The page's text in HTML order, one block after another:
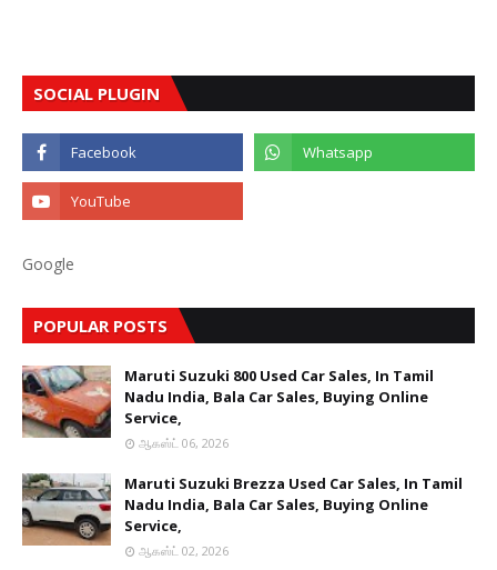
SOCIAL PLUGIN
Google
POPULAR POSTS
Maruti Suzuki 800 Used Car Sales, In Tamil
Nadu India, Bala Car Sales, Buying Online
Service,
ஆகஸ்ட் 06, 2026
Maruti Suzuki Brezza Used Car Sales, In Tamil
Nadu India, Bala Car Sales, Buying Online
Service,
ஆகஸ்ட் 02, 2026